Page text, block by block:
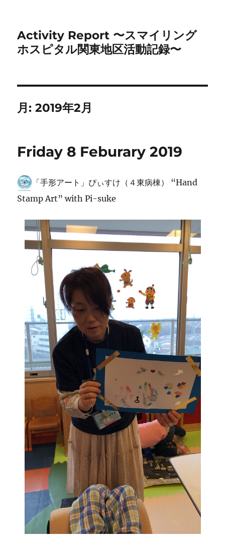
Activity Report 〜スマイリング
ホスピタル関東地区活動記録〜
月:2019年2月
Friday 8 Feburary 2019
「手形アート」ぴぃすけ（４東病棟） “Hand
Stamp Art” with Pi-suke